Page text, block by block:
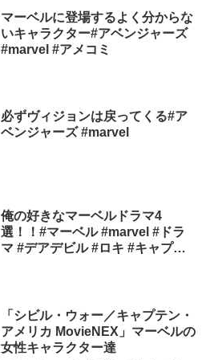
マーベルに登場するよく分からな
いキャラクター#アベンジャーズ
#marvel #アメコミ
必ずヴィジョンは戻ってくる#ア
ベンジャーズ #marvel
俺の好きなマーベルドラマ4
選！！#マーベル #marvel #ドラ
マ #デアデビル #ロキ #キャプテ
「シビル・ウォー／キャプテン・
アメリカ MovieNEX」マーベルの
女性キャラクター達